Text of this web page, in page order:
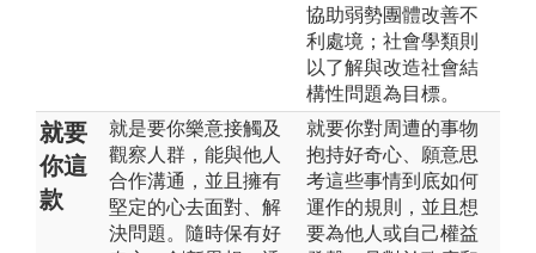
協助弱勢團體改善不
利處境；社會學類則
以了解與改造社會結
構性問題為目標。
就要
你這
款
就是要你樂意接觸及
觀察人群，能與他人
合作溝通，並且擁有
堅定的心去面對、解
決問題。隨時保有好
就要你對周遭的事物
抱持好奇心、願意思
考這些事情到底如何
運作的規則，並且想
要為他人或自己權益